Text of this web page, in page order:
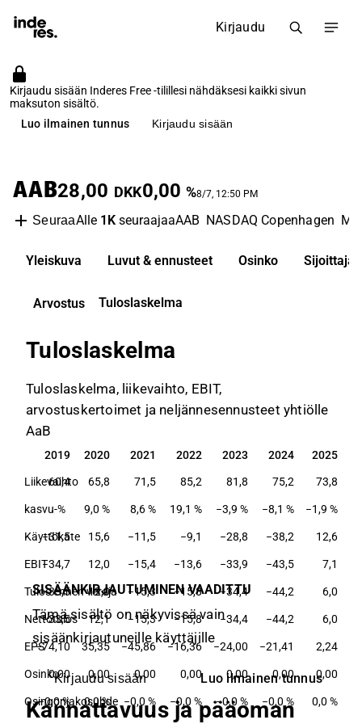
Kirjaudu
Kirjaudu sisään Inderes Free -tilillesi nähdäksesi kaikki sivun
maksuton sisältö.
Luo ilmainen tunnus
Kirjaudu sisään
AAB28,00 DKK0,00 %8/7, 12:50 PM
SeuraaAlle 1KseuraajaaAAB NASDAQ Copenhagen
Yleiskuva Luvut & ennusteet Osinko
Arvostus Tuloslaskelma
Tuloslaskelma
Tuloslaskelma, liikevaihto, EBIT,
arvostuskertoimet ja neljännesennusteet yhtiölle
AaB
2019 2020 2021 2022 2023 2024 2025
2019 2020 2021 2022 2023 2024 2025
Liikevaihto
60,4 65,8 71,5 85,2 81,8 75,2 73,8
kasvu-% 9,0 % 8,6 % 19,1 % −3,9 % −8,1 % −1,9 %
Käyttökate
−31,5 15,6 −11,5 −9,1 −28,8 −38,2 12,6
EBIT−34,7 12,0 −15,4 −13,6 −33,9 −43,5 7,1
Tulos ennen veroja
−33,5 12,0 −15,3 −15,8 −34,4 −44,2 6,0
Nettotulos
−33,5 12,1 −15,3 −15,8 −34,4 −44,2 6,0
EPS−74,10 35,35 −45,86 −16,36 −24,00 −21,41 2,24
Osinko0,00 0,00 0,00 0,00 0,00 0,00 0,00
Osingonjakosuhde
−0,0 % 0,0 % −0,0 % −0,0 % −0,0 % −0,0 % 0,0 %
SISÄÄNKIRJAUTUMINEN VAADITTU
Tämä sisältö on näkyvissä vain
sisäänkirjautuneille käyttäjille
Kirjaudu sisään Luo ilmainen tunnus
Kannattavuus ja pääoman